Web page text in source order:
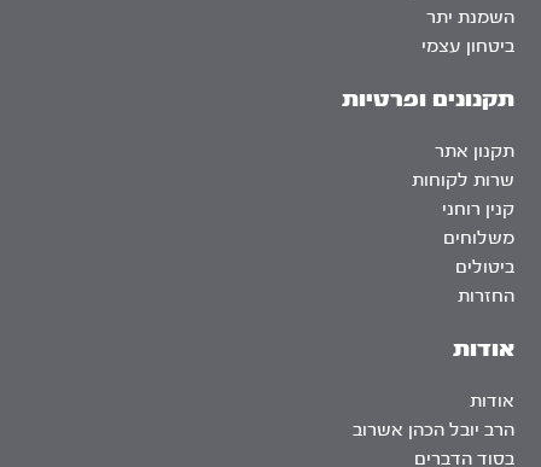
אודות
אודות
הרב יובל הכהן אשרוב
בסוד הדברים
השמנת יתר
ביטחון עצמי
תקנונים ופרטיות
תקנון אתר
שרות לקוחות
קנין רוחני
משלוחים
ביטולים
החזרות